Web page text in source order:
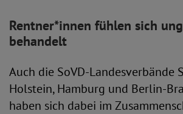
Rentner*innen fühlen sich
behandelt
Auch die SoVD-Landesverbände
Holstein, Hamburg und Berlin-
haben sich dabei im